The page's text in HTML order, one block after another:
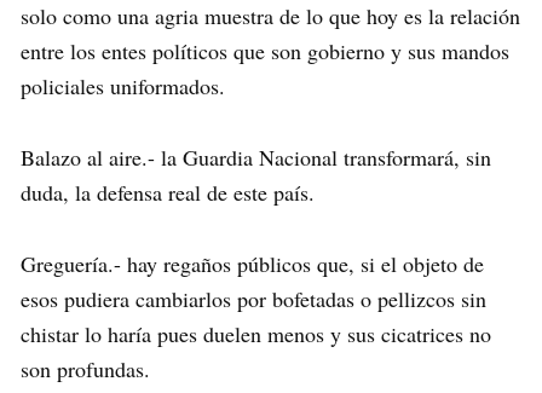
solo como una agria muestra de lo que hoy es la relación
entre los entes políticos que son gobierno y sus mandos
policiales uniformados.
Balazo al aire.- la Guardia Nacional transformará, sin
duda, la defensa real de este país.
Greguería.- hay regaños públicos que, si el objeto de
esos pudiera cambiarlos por bofetadas o pellizcos sin
chistar lo haría pues duelen menos y sus cicatrices no
son profundas.